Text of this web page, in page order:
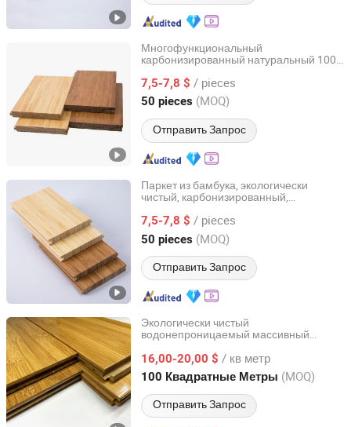
Многофункциональный
карбонизированный натуральный 100%
помещений, массивный
пол
, уличная бамбуковая терраса
7,5-7,8 $ / pieces
50 pieces (MOQ)
Отправить Запрос
BCD Technology Co., Ltd.
Beijing, China с 2006
Паркет из бамбука, экологически
чистый, карбонизированный,
для настила
7,5-7,8 $ / pieces
50 pieces (MOQ)
Отправить Запрос
BCD Technology Co., Ltd.
Beijing, China с 2006
Экологически чистый
водонепроницаемый массивный
горизонтальный 15mm
карбонизированныйбамбуковый
настил
16,00-20,00 $ / кв метр
100 Квадратные Метры (MOQ)
Отправить Запрос
Jiujiang Xingli Beihai Composite Co., Ltd.
Jiangxi, China с 2004